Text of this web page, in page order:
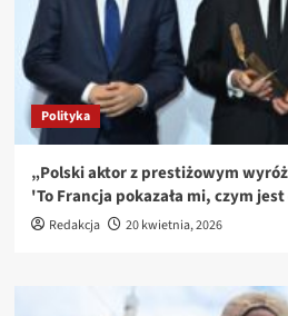
Polityka
„Polski aktor z prestiżowym
'To Francja pokazała mi, czym
Redakcja 20 kwietnia, 2026